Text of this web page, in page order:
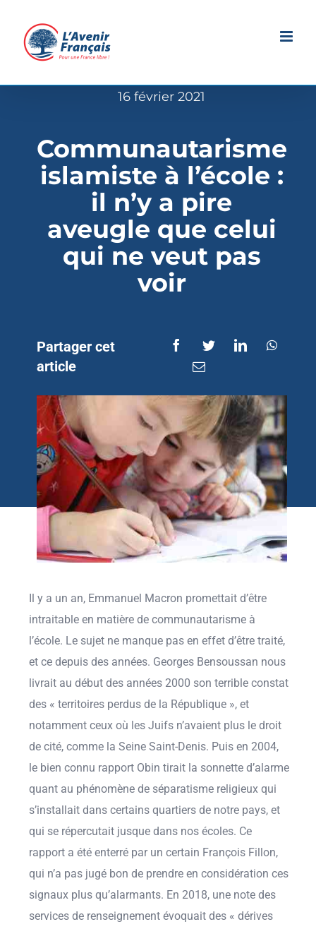
contenu
16 février 2021
Communautarisme
islamiste à l’école :
il n’y a pire
aveugle que celui
qui ne veut pas
voir
Partager cet
article
Il y a un an, Emmanuel Macron promettait d’être
intraitable en matière de communautarisme à
l’école. Le sujet ne manque pas en effet d’être traité,
et ce depuis des années. Georges Bensoussan nous
livrait au début des années 2000 son terrible constat
des « territoires perdus de la République », et
notamment ceux où les Juifs n’avaient plus le droit
de cité, comme la Seine Saint-Denis. Puis en 2004,
le bien connu rapport Obin tirait la sonnette d’alarme
quant au phénomène de séparatisme religieux qui
s’installait dans certains quartiers de notre pays, et
qui se répercutait jusque dans nos écoles. Ce
rapport a été enterré par un certain François Fillon,
qui n’a pas jugé bon de prendre en considération ces
signaux plus qu’alarmants. En 2018, une note des
services de renseignement évoquait des « dérives